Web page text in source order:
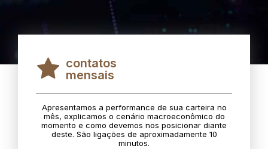
contatos
mensais
Apresentamos a performance de sua carteira no
mês, explicamos o cenário macroeconômico do
momento e como devemos nos posicionar diante
deste. São ligações de aproximadamente 10
minutos.